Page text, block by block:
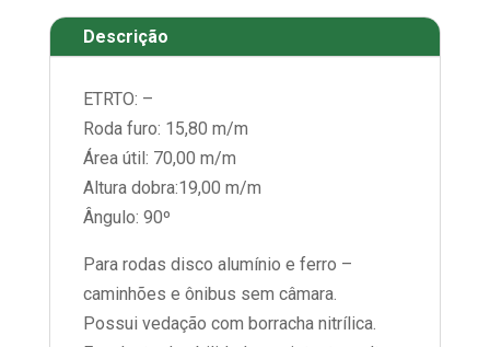
Descrição
ETRTO: –
Roda furo: 15,80 m/m
Área útil: 70,00 m/m
Altura dobra:19,00 m/m
Ângulo: 90º
Para rodas disco alumínio e ferro –
caminhões e ônibus sem câmara.
Possui vedação com borracha nitrílica.